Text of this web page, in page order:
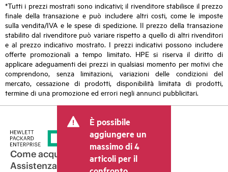
*Tutti i prezzi mostrati sono indicativi; il rivenditore stabilisce il prezzo
finale della transazione e può includere altri costi, come le imposte
sulla vendita/IVA e le spese di spedizione. Il prezzo della transazione
stabilito dal rivenditore può variare rispetto a quello di altri rivenditori
e al prezzo indicativo mostrato. I prezzi indicativi possono includere
offerte promozionali a tempo limitato. HPE si riserva il diritto di
applicare adeguamenti dei prezzi in qualsiasi momento per motivi che
comprendono, senza limitazioni, variazioni delle condizioni del
mercato, cessazione di prodotti, disponibilità limitata di prodotti,
termine di una promozione ed errori negli annunci pubblicitari.
È possibile
aggiungere un
massimo di 4
articoli per il
Come acquistare
Assistenza per i prodotti